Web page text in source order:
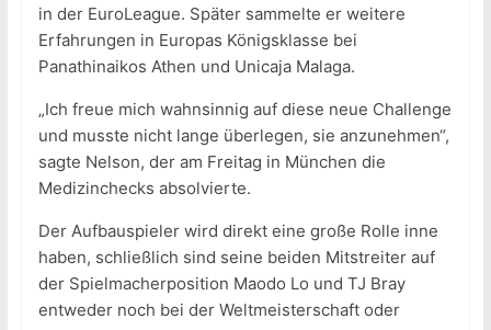
in der EuroLeague. Später sammelte er weitere
Erfahrungen in Europas Königsklasse bei
Panathinaikos Athen und Unicaja Malaga.
„Ich freue mich wahnsinnig auf diese neue Challenge
und musste nicht lange überlegen, sie anzunehmen“,
sagte Nelson, der am Freitag in München die
Medizinchecks absolvierte.
Der Aufbauspieler wird direkt eine große Rolle inne
haben, schließlich sind seine beiden Mitstreiter auf
der Spielmacherposition Maodo Lo und TJ Bray
entweder noch bei der Weltmeisterschaft oder